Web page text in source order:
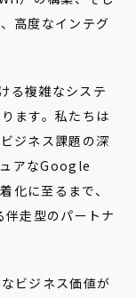
高度なインテグ
る複雑なシステ
ます。私たちは
ジネス課題の深
アなGoogle
化に至るまで、
走型のパートナ
ビジネス価値が